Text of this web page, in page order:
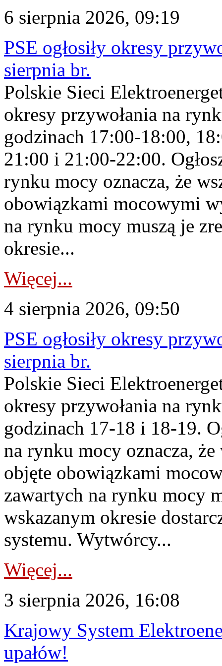
6 sierpnia 2026, 09:19
PSE ogłosiły okresy
sierpnia br.
Polskie Sieci
okresy przywołania na
godzinach 17:00-18:00,
21:00 i 21:00-22:00.
rynku mocy oznacza, że
obowiązkami mocowymi
na rynku mocy muszą je
okresie...
Więcej...
4 sierpnia 2026, 09:50
PSE ogłosiły okresy
sierpnia br.
Polskie Sieci
okresy przywołania na
godzinach 17-18 i 18-19.
na rynku mocy oznacza,
objęte obowiązkami
zawartych na rynku mocy
wskazanym okresie
systemu. Wytwórcy...
Więcej...
3 sierpnia 2026, 16:08
Krajowy System
upałów!